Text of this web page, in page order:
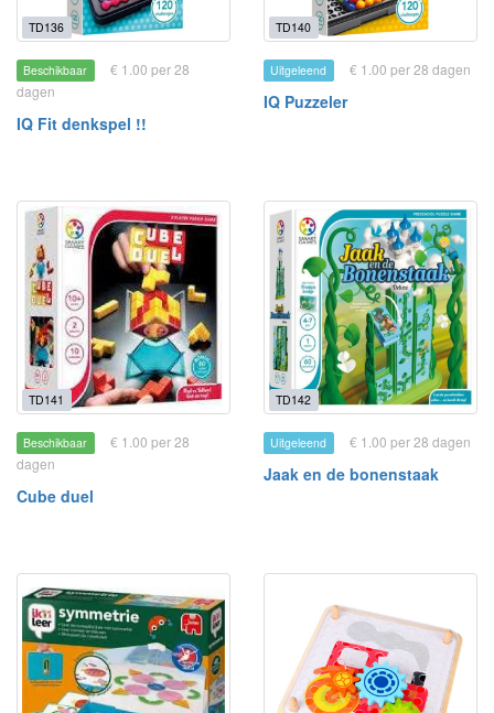
TD136
Beschikbaar
€ 1.00 per 28
dagen
IQ Fit denkspel !!
TD140
Uitgeleend € 1.00 per 28 dagen
IQ Puzzeler
TD141
Beschikbaar
€ 1.00 per 28
dagen
Cube duel
TD142
Uitgeleend € 1.00 per 28 dagen
Jaak en de bonenstaak